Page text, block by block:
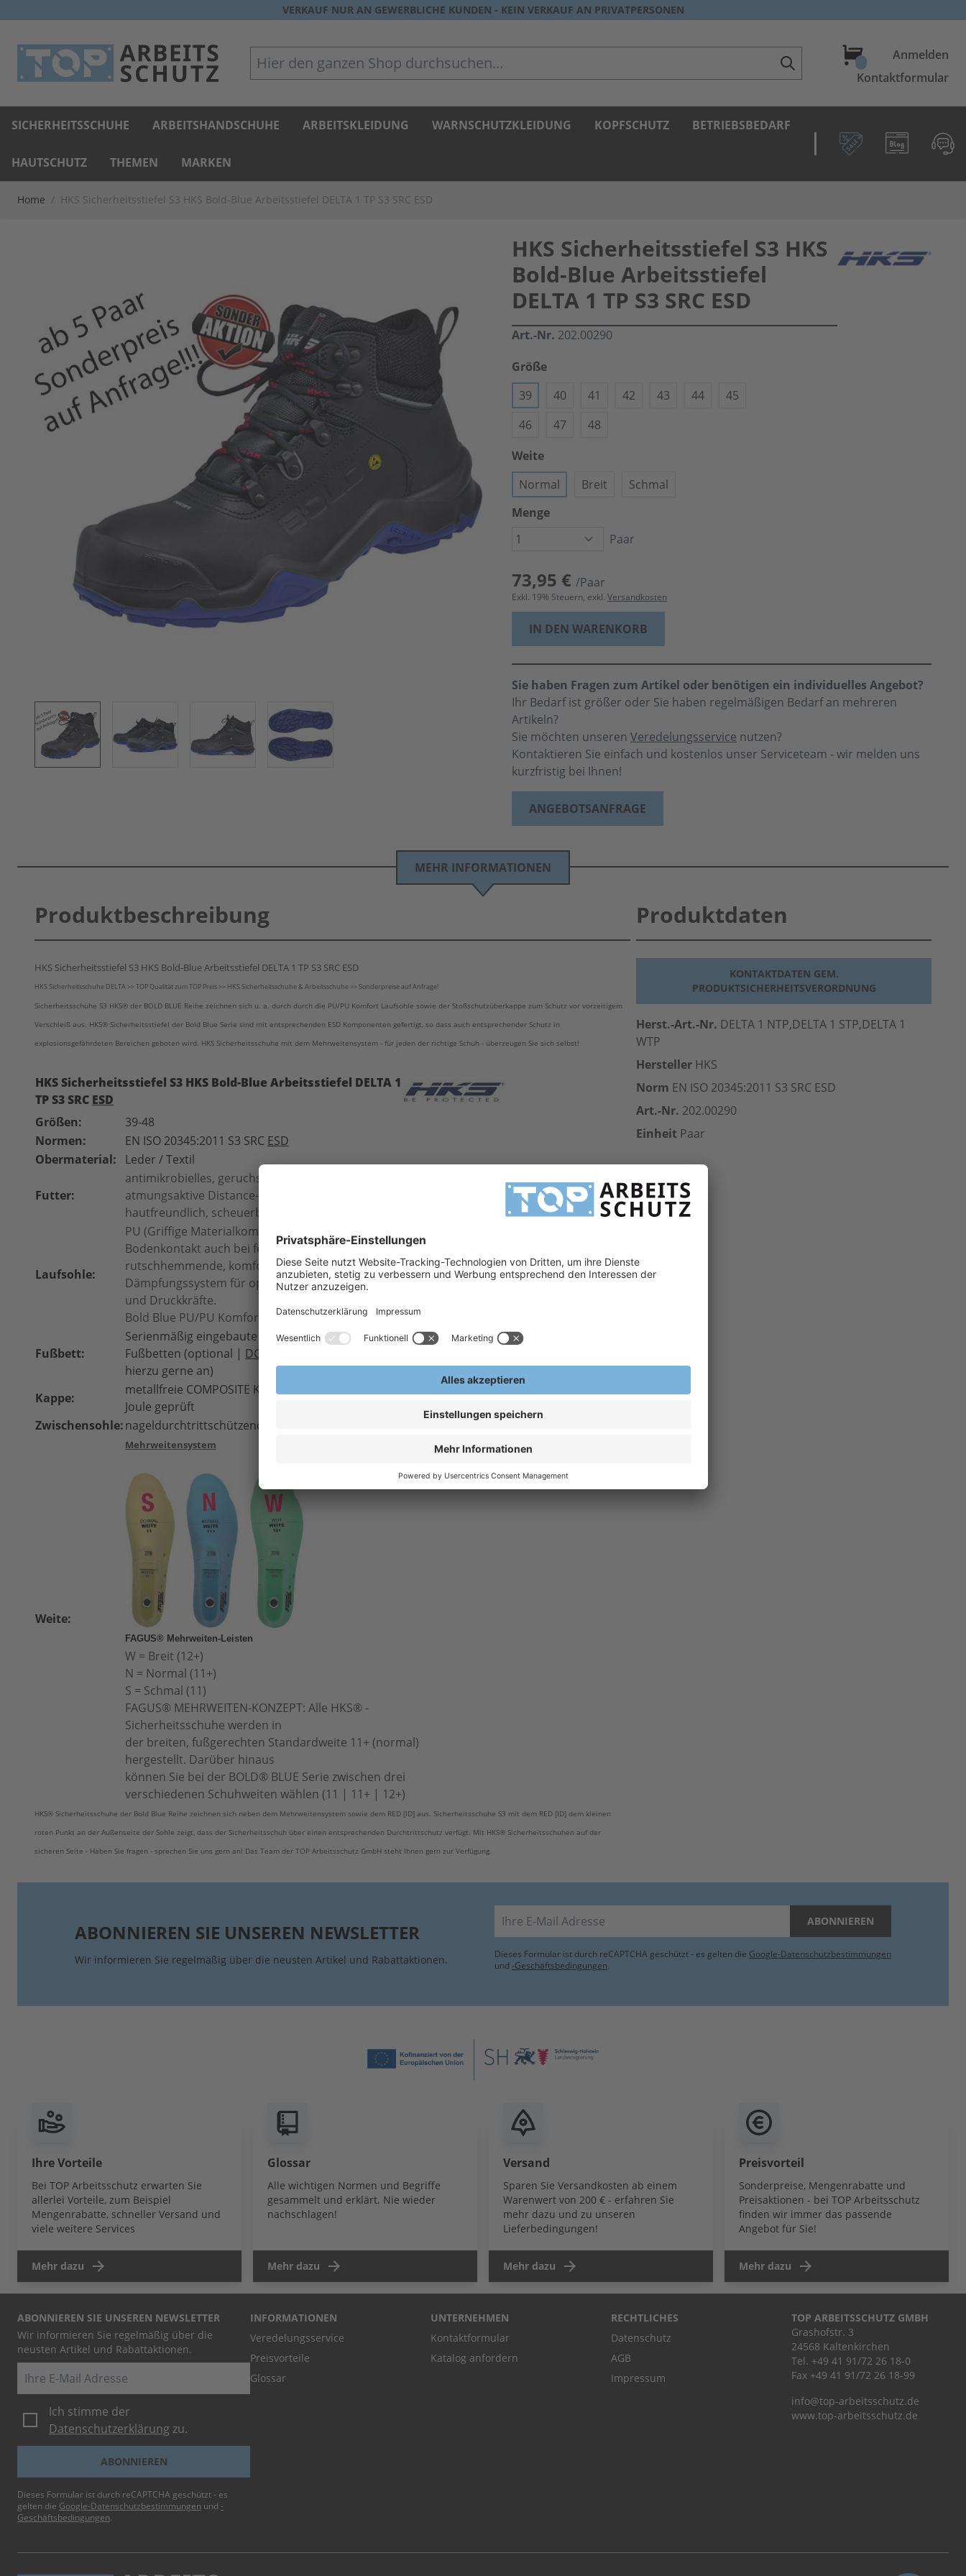
VERKAUF NUR AN GEWERBLICHE KUNDEN - KEIN VERKAUF AN PRIVATPERSONEN
Hier den ganzen Shop durchsuchen... WarenkorbAnmelden
Kontaktformular
SICHERHEITSSCHUHE ARBEITSHANDSCHUHE ARBEITSKLEIDUNG WARNSCHUTZKLEIDUNG KOPFSCHUTZ BETRIEBSBEDARF
HAUTSCHUTZ THEMEN MARKEN
Home / HKS Sicherheitsstiefel S3 HKS Bold-Blue Arbeitsstiefel DELTA 1 TP S3 SRC ESD
HKS Sicherheitsstiefel S3 HKS
Bold-Blue Arbeitsstiefel
DELTA 1 TP S3 SRC ESD
Art.-Nr. 202.00290
Größe
39
40 41 42 43 44
45
46
47
48
Weite
Normal
Breit
Schmal
Menge
Paar
73,95 € /Paar
Exkl. 19% Steuern, exkl. Versandkosten
IN DEN WARENKORB
Sie haben Fragen zum Artikel oder benötigen ein individuelles Angebot?
Ihr Bedarf ist größer oder Sie haben regelmäßigen Bedarf an mehreren
Artikeln?
Sie möchten unseren Veredelungsservice nutzen?
Kontaktieren Sie einfach und kostenlos unser Serviceteam - wir melden uns
kurzfristig bei Ihnen!
ANGEBOTSANFRAGE
MEHR INFORMATIONEN
Produktbeschreibung
HKS Sicherheitsstiefel S3 HKS Bold-Blue Arbeitsstiefel DELTA 1 TP S3 SRC ESD
HKS Sicherheitsschuhe DELTA >> TOP Qualität zum TOP Preis >> HKS Sicherheitsschuhe & Arbeitsschuhe >> Sonderpreise auf Anfrage!
Sicherheitsschuhe S3 HKS® der BOLD BLUE Reihe zeichnen sich u. a. durch durch die PU/PU Komfort Laufsohle sowie der Stoßschutzüberkappe zum Schutz vor vorzeitigem
Verschleiß aus. HKS® Sicherheitsstiefel der Bold Blue Serie sind mit entsprechenden ESD Komponenten gefertigt, so dass auch entsprechender Schutz in
explosionsgefährdeten Bereichen geboten wird. HKS Sicherheitsschuhe mit dem Mehrweitensystem - für jeden der richtige Schuh - überzeugen Sie sich selbst!
HKS Sicherheitsstiefel S3 HKS Bold-Blue Arbeitsstiefel DELTA 1
TP S3 SRC ESD
Größen:
39-48
Normen:
EN ISO 20345:2011 S3 SRC ESD
Obermaterial:
Leder / Textil
Futter:
antimikrobielles, geruchsminderndes Funktionsfutter,
atmungsaktive Distance-Net Schuhfütterung,
hautfreundlich, scheuerbeständig, nicht färbend
Laufsohle:
PU (Griffige Materialkomponenten für guten
Bodenkontakt auch bei feuchten Böden),
rutschhemmende, komfort Laufsohle, PU/PU
Dämpfungssystem für optimale Reduktion der Aufprall
und Druckkräfte.
Bold Blue PU/PU Komfort Laufsohle in Dark Blue
Fußbett:
Serienmäßig eingebaute HKS®ESDFIT FOR WORK
Fußbetten (optional | DGUV 112-191
hierzu gerne an)
Kappe:
metallfreie COMPOSITE Kappe aus Verbundstoffen / 200
Joule geprüft
Zwischensohle:nageldurchtrittschützende T-Laminate
Weite:
Mehrweitensystem
FAGUS® Mehrweiten-Leisten
W = Breit (12+)
N = Normal (11+)
S = Schmal (11)
FAGUS® MEHRWEITEN-KONZEPT: Alle HKS® -
Sicherheitsschuhe werden in
der breiten, fußgerechten Standardweite 11+ (normal)
hergestellt. Darüber hinaus
können Sie bei der BOLD® BLUE Serie zwischen drei
verschiedenen Schuhweiten wählen (11 | 11+ | 12+)
HKS® Sicherheitsschuhe der Bold Blue Reihe zeichnen sich neben dem Mehrweitensystem sowie dem RED [ID] aus. Sicherheitsschuhe S3 mit dem RED [ID] dem kleinen
roten Punkt an der Außenseite der Sohle zeigt, dass der Sicherheitsschuh über einen entsprechenden Durchtrittschutz verfügt. Mit HKS® Sicherheitsschuhen auf der
sicheren Seite - Haben Sie fragen - sprechen Sie uns gern an! Das Team der TOP Arbeitsschutz GmbH steht Ihnen gern zur Verfügung.
Produktdaten
KONTAKTDATEN GEM.
PRODUKTSICHERHEITSVERORDNUNG
Herst.-Art.-Nr. DELTA 1 NTP,DELTA 1 STP,DELTA 1
WTP
Hersteller HKS
Norm EN ISO 20345:2011 S3 SRC ESD
Art.-Nr. 202.00290
Einheit Paar
ABONNIEREN SIE UNSEREN NEWSLETTER
Wir informieren Sie regelmäßig über die neusten Artikel und Rabattaktionen.
E-Mail ABONNIEREN
Dieses Formular ist durch reCAPTCHA geschützt - es gelten die Google-Datenschutzbestimmungen
und -Geschäftsbedingungen.
Ihre Vorteile
Bei TOP Arbeitsschutz erwarten Sie
allerlei Vorteile, zum Beispiel
Mengenrabatte, schneller Versand und
viele weitere Services
Mehr dazu
Glossar
Alle wichtigen Normen und Begriffe
gesammelt und erklärt. Nie wieder
nachschlagen!
Mehr dazu
Versand
Sparen Sie Versandkosten ab einem
Warenwert von 200 € - erfahren Sie
mehr dazu und zu unseren
Lieferbedingungen!
Mehr dazu
Preisvorteil
Sonderpreise, Mengenrabatte und
Preisaktionen - bei TOP Arbeitsschutz
finden wir immer das passende
Angebot für Sie!
Mehr dazu
ABONNIEREN SIE UNSEREN NEWSLETTER
Wir informieren Sie regelmäßig über die
neusten Artikel und Rabattaktionen.
E-Mail
Ich stimme der
Datenschutzerklärung zu.
ABONNIEREN
Dieses Formular ist durch reCAPTCHA geschützt - es
gelten die Google-Datenschutzbestimmungen und -
Geschäftsbedingungen.
INFORMATIONEN
Veredelungsservice
Preisvorteile
Glossar
UNTERNEHMEN
Kontaktformular
Katalog anfordern
RECHTLICHES
Datenschutz
AGB
Impressum
TOP ARBEITSSCHUTZ GMBH
Grashofstr. 3
24568 Kaltenkirchen
Tel. +49 41 91/72 26 18-0
Fax +49 41 91/72 26 18-99
info@top-arbeitsschutz.de
www.top-arbeitsschutz.de